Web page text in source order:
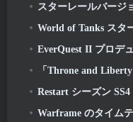
スターレールバージョン 4.2 ライトセー
World of Tanks スタ
EverQuest II プロデューサーレター
「Throne and Liberty」
Restart シーズン SS4
Warframe のタイム